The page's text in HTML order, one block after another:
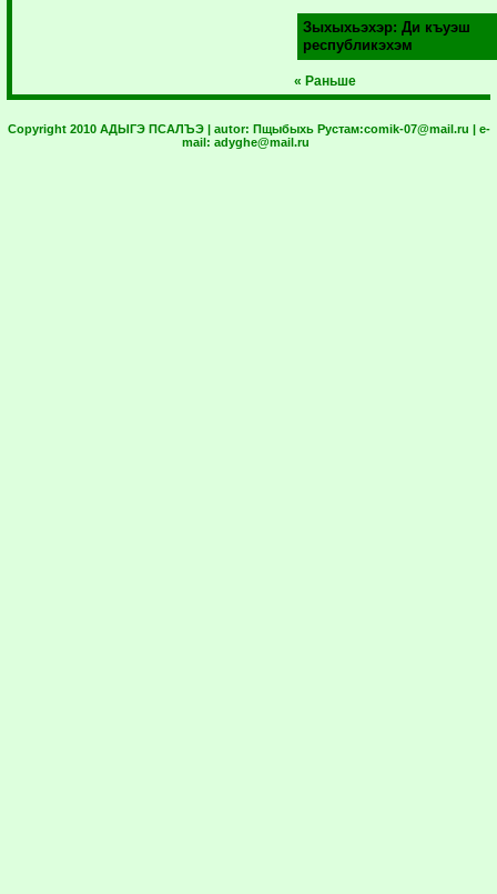
Зыхыхьэхэр: Ди къуэш
республикэхэм
« Раньше
Copyright 2010 АДЫГЭ ПСАЛЪЭ | autor: Пщыбыхь Рустам:comik-07@mail.ru | e-
mail: adyghe@mail.ru